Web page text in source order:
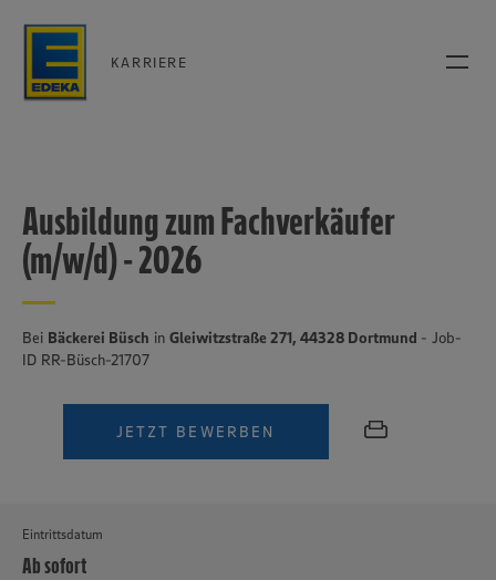
KARRIERE
Ausbildung zum Fachverkäufer
(m/w/d) - 2026
Bei Bäckerei Büsch in Gleiwitzstraße 271, 44328 Dortmund - Job-
ID RR-Büsch-21707
JETZT BEWERBEN
Eintrittsdatum
Ab sofort